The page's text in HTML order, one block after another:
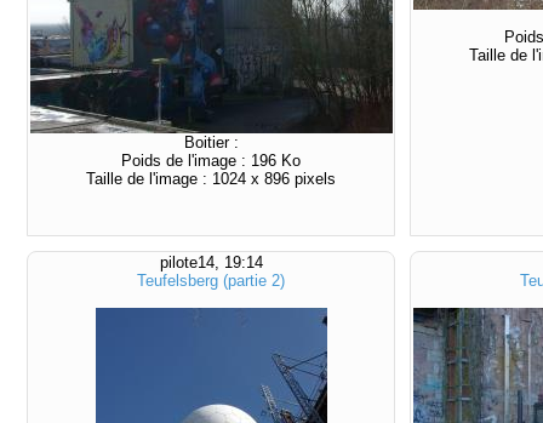
Boitier :
Poids de l'image : 196 Ko
Taille de l'image : 1024 x 896 pixels
Taille de
pilote14, 19:14
Teufelsberg (partie 2)